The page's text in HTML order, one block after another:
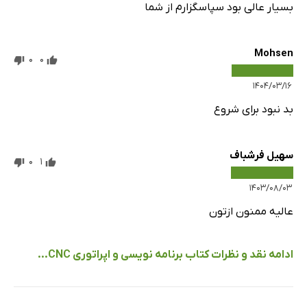
بسیار عالی بود سپاسگزارم از شما
Mohsen
۱۴۰۴/۰۳/۱۶
0
0
بد نبود برای شروع
سهیل فرشباف
۱۴۰۳/۰۸/۰۳
1
0
عالیه ممنون ازتون
ادامه نقد و نظرات کتاب برنامه نویسی و اپراتوری CNC...